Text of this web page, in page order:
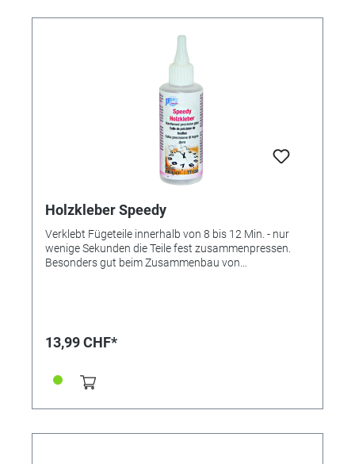
Holzkleber Speedy
Verklebt Fügeteile innerhalb von 8 bis 12 Min. - nur
wenige Sekunden die Teile fest zusammenpressen.
Besonders gut beim Zusammenbau von
13,99 CHF*